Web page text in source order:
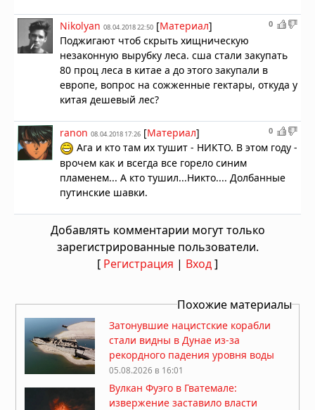
0
Nikolyan 08.04.2018 22:50 [Материал]
Поджигают чтоб скрыть хищническую
незаконную вырубку леса. сша стали закупать
80 проц леса в китае а до этого закупали в
европе, вопрос на сожженные гектары, откуда у
китая дешевый лес?
0
ranon 08.04.2018 17:26 [Материал]
Ага и кто там их тушит - НИКТО. В этом году -
врочем как и всегда все горело синим
пламенем... А кто тушил...Никто.... Долбанные
путинские шавки.
Добавлять комментарии могут только
зарегистрированные пользователи.
[ Регистрация | Вход]
Похожие материалы
Затонувшие нацистские корабли
стали видны в Дунае из-за
рекордного падения уровня воды
05.08.2026 в 16:01
Вулкан Фуэго в Гватемале:
извержение заставило власти